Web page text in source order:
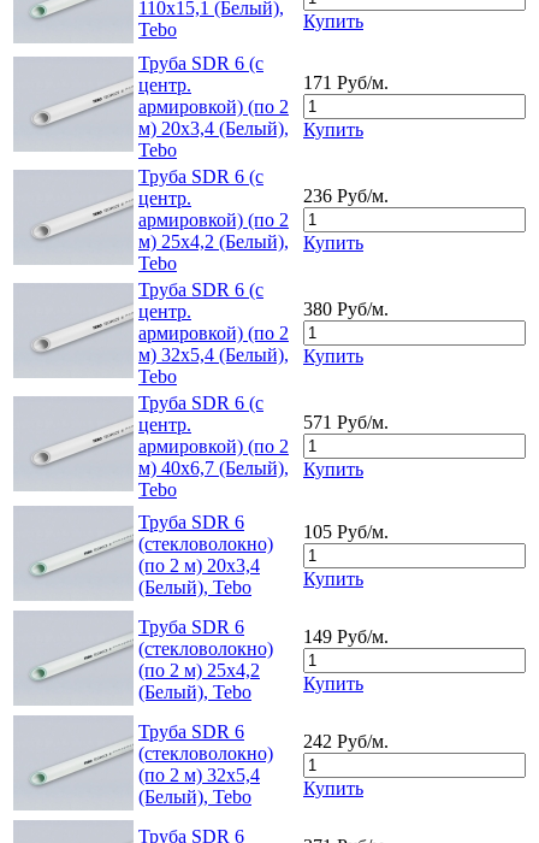
110x15,1 (Белый),
Tebo
Купить
Труба SDR 6 (с
центр.
армировкой) (по 2
м) 20x3,4 (Белый),
Tebo
171 Руб/м.
Купить
Труба SDR 6 (с
центр.
армировкой) (по 2
м) 25x4,2 (Белый),
Tebo
236 Руб/м.
Купить
Труба SDR 6 (с
центр.
армировкой) (по 2
м) 32x5,4 (Белый),
Tebo
380 Руб/м.
Купить
Труба SDR 6 (с
центр.
армировкой) (по 2
м) 40x6,7 (Белый),
Tebo
571 Руб/м.
Купить
Труба SDR 6
(стекловолокно)
(по 2 м) 20x3,4
(Белый), Tebo
105 Руб/м.
Купить
Труба SDR 6
(стекловолокно)
(по 2 м) 25x4,2
(Белый), Tebo
149 Руб/м.
Купить
Труба SDR 6
(стекловолокно)
(по 2 м) 32x5,4
(Белый), Tebo
242 Руб/м.
Купить
Труба SDR 6